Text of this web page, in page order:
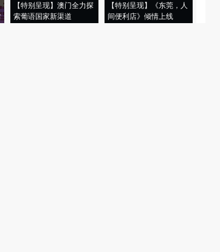
【特别呈现】澳门全力探
索葡语国家新渠道
【特别呈现】《东莞，人
间便利店》倾情上线
会